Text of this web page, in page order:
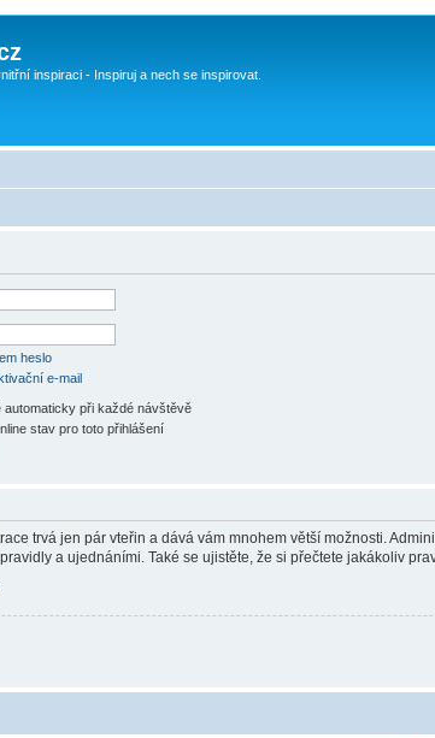
inspiraci - Inspiruj a nech se inspirovat.
heslo
e-mail
automaticky při každé návštěvě
stav pro toto přihlášení
trvá jen pár vteřin a dává vám mnohem větší možnosti.
a ujednáními. Také se ujistěte, že si přečtete jakákoliv